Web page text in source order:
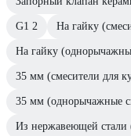
G1 2 На гайку
На гайку
35 мм (смесители для
35 мм (однорычажные
Из нержавеющей стали